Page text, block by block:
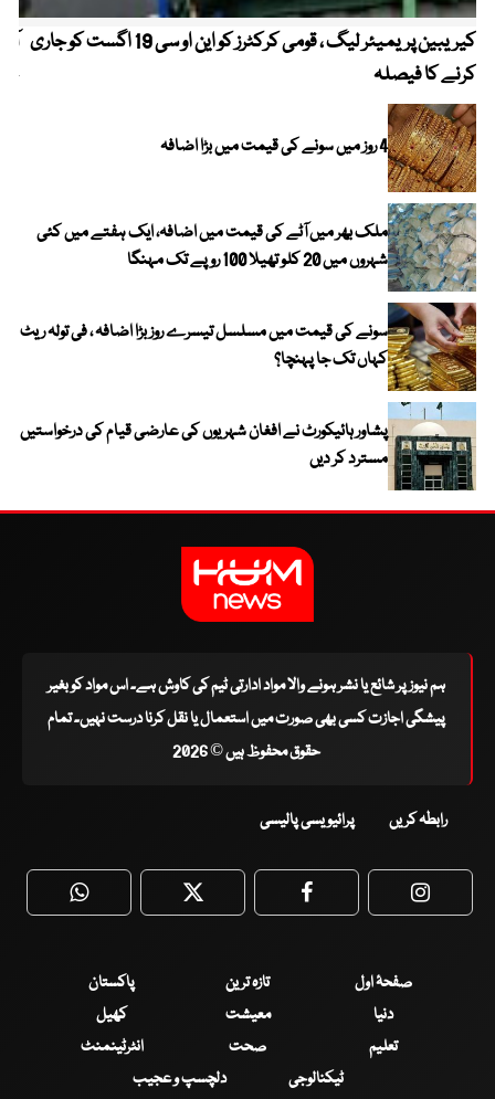
کیریبین پریمیئر لیگ ، قومی کرکٹرز کو این او سی 19 اگست کو جاری
کرنے کا فیصلہ
4 روز میں سونے کی قیمت میں بڑا اضافہ
ملک بھر میں آٹے کی قیمت میں اضافہ، ایک ہفتے میں کئی
شہروں میں 20 کلو تھیلا 100 روپے تک مہنگا
سونے کی قیمت میں مسلسل تیسرے روز بڑا اضافہ ، فی تولہ ریٹ
کہاں تک جا پہنچا؟
پشاور ہائیکورٹ نے افغان شہریوں کی عارضی قیام کی درخواستیں
مسترد کر دیں
ہم نیوز پر شائع یا نشر ہونے والا مواد ادارتی ٹیم کی کاوش ہے۔ اس مواد کو بغیر
پیشگی اجازت کسی بھی صورت میں استعمال یا نقل کرنا درست نہیں۔ تمام
حقوق محفوظ ہیں © 2026
رابطہ کریں پرائیویسی پالیسی
WhatsApp Twitter Facebook
صفحۂ اول تازہ ترین
پاکستان
دنیا
معیشت
کھیل
تعلیم
صحت
انٹرٹینمنٹ
ٹیکنالوجی
دلچسپ و عجیب